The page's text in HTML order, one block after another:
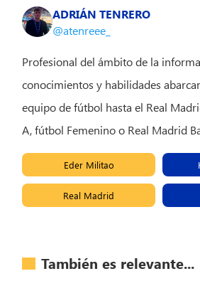
ADRIÁN TENRERO
@atenreee_
Profesional del ámbito de la
conocimientos y habilidades
equipo de fútbol hasta el Real
A, fútbol Femenino o Real Madrid
Eder Militao
Real Madrid
También es relevante...